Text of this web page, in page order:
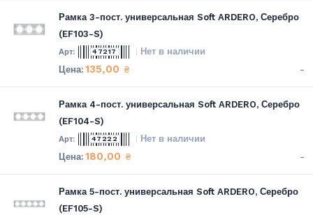
Рамка 3-пост. универсальная Soft ARDERO, Серебро
(EF103-S)
47217 Нет в наличии
135,00 ₴ -
Рамка 4-пост. универсальная Soft ARDERO, Серебро
(EF104-S)
47222 Нет в наличии
180,00 ₴ -
Рамка 5-пост. универсальная Soft ARDERO, Серебро
(EF105-S)